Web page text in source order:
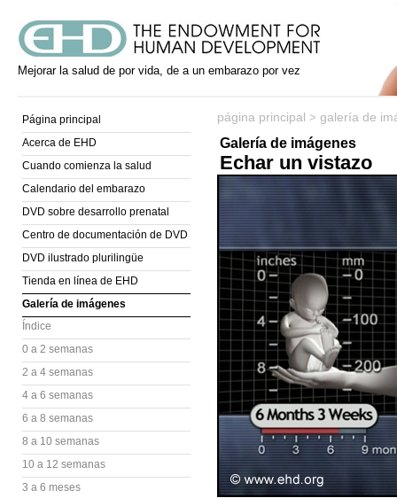
Mejorar la salud de por vida, de a un embarazo por vez
Página principal
Acerca de EHD
Cuando comienza la salud
Calendario del embarazo
DVD sobre desarrollo prenatal
Centro de documentación de DVD
DVD ilustrado plurilingüe
Tienda en línea de EHD
Galería de imágenes
Índice
0 a 2 semanas
2 a 4 semanas
4 a 6 semanas
6 a 8 semanas
8 a 10 semanas
10 a 12 semanas
3 a 6 meses
página principal > galería de
Galería de imágenes
Echar un vistazo